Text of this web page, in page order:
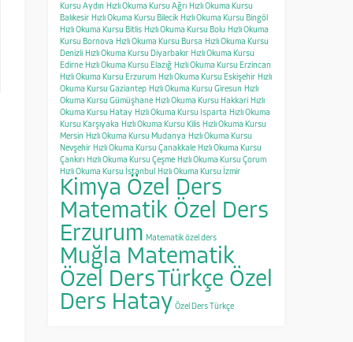
Kursu Aydın Hızlı Okuma Kursu Ağrı Hızlı Okuma Kursu
Balıkesir Hızlı Okuma Kursu Bilecik Hızlı Okuma Kursu Bingöl
Hızlı Okuma Kursu Bitlis Hızlı Okuma Kursu Bolu Hızlı Okuma
Kursu Bornova Hızlı Okuma Kursu Bursa Hızlı Okuma Kursu
Denizli Hızlı Okuma Kursu Diyarbakır Hızlı Okuma Kursu
Edirne Hızlı Okuma Kursu Elazığ Hızlı Okuma Kursu Erzincan
Hızlı Okuma Kursu Erzurum Hızlı Okuma Kursu Eskişehir Hızlı
Okuma Kursu Gaziantep Hızlı Okuma Kursu Giresun Hızlı
Okuma Kursu Gümüşhane Hızlı Okuma Kursu Hakkari Hızlı
Okuma Kursu Hatay Hızlı Okuma Kursu Isparta Hızlı Okuma
Kursu Karşıyaka Hızlı Okuma Kursu Kilis Hızlı Okuma Kursu
Mersin Hızlı Okuma Kursu Mudanya Hızlı Okuma Kursu
Nevşehir Hızlı Okuma Kursu Çanakkale Hızlı Okuma Kursu
Çankırı Hızlı Okuma Kursu Çeşme Hızlı Okuma Kursu Çorum
Hızlı Okuma Kursu İstanbul
Hızlı Okuma Kursu İzmir
Kimya Özel Ders
Matematik Özel Ders
Erzurum Matematik özel ders
Muğla Matematik
Özel DersTürkçe Özel
Ders Hatay Özel Ders Türkçe